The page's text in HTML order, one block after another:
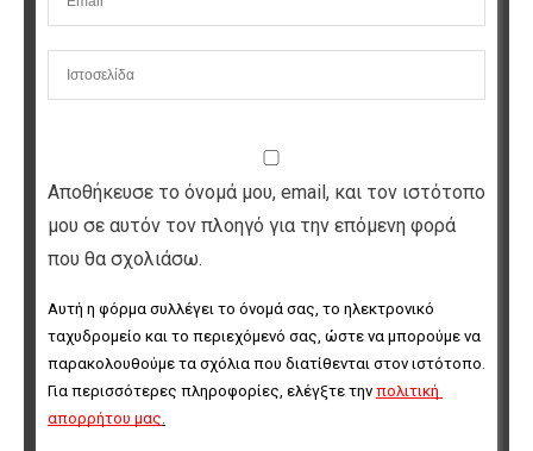
Αποθήκευσε το όνομά μου, email, και τον ιστότοπο
μου σε αυτόν τον πλοηγό για την επόμενη φορά
που θα σχολιάσω.
Αυτή η φόρμα συλλέγει το όνομά σας, το ηλεκτρονικό
ταχυδρομείο και το περιεχόμενό σας, ώστε να μπορούμε να
παρακολουθούμε τα σχόλια που διατίθενται στον ιστότοπο.
Για περισσότερες πληροφορίες, ελέγξτε την πολιτική
απορρήτου μας